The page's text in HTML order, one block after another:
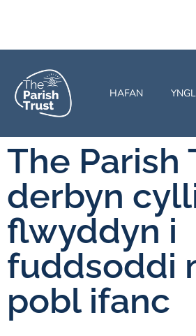
HAFAN
The Parish
derbyn
flwyddyn i
fuddsoddi
pobl ifanc